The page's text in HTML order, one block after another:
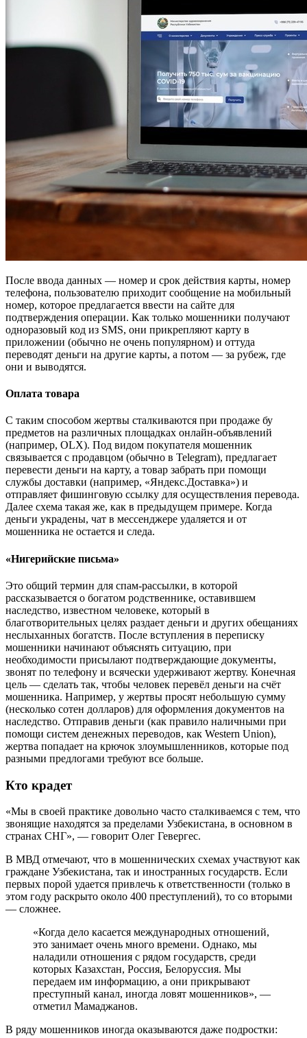
После ввода данных — номер и срок действия карты, номер
телефона, пользователю приходит сообщение на мобильный
номер, которое предлагается ввести на сайте для
подтверждения операции. Как только мошенники получают
одноразовый код из SMS, они прикрепляют карту в
приложении (обычно не очень популярном) и оттуда
переводят деньги на другие карты, а потом — за рубеж, где
они и выводятся.
Оплата товара
С таким способом жертвы сталкиваются при продаже бу
предметов на различных площадках онлайн-объявлений
(например, OLX). Под видом покупателя мошенник
связывается с продавцом (обычно в Telegram), предлагает
перевести деньги на карту, а товар забрать при помощи
службы доставки (например, «Яндекс.Доставка») и
отправляет фишинговую ссылку для осуществления перевода.
Далее схема такая же, как в предыдущем примере. Когда
деньги украдены, чат в мессенджере удаляется и от
мошенника не остается и следа.
«Нигерийские письма»
Это общий термин для спам-рассылки, в которой
рассказывается о богатом родственнике, оставившем
наследство, известном человеке, который в
благотворительных целях раздает деньги и других обещаниях
неслыханных богатств. После вступления в переписку
мошенники начинают объяснять ситуацию, при
необходимости присылают подтверждающие документы,
звонят по телефону и всячески удерживают жертву. Конечная
цель — сделать так, чтобы человек перевёл деньги на счёт
мошенника. Например, у жертвы просят небольшую сумму
(несколько сотен долларов) для оформления документов на
наследство. Отправив деньги (как правило наличными при
помощи систем денежных переводов, как Western Union),
жертва попадает на крючок злоумышленников, которые под
разными предлогами требуют все больше.
Кто крадет
«Мы в своей практике довольно часто сталкиваемся c тем, что
звонящие находятся за пределами Узбекистана, в основном в
странах СНГ», — говорит Олег Гевергес.
В МВД отмечают, что в мошеннических схемах участвуют как
граждане Узбекистана, так и иностранных государств. Если
первых порой удается привлечь к ответственности (только в
этом году раскрыто около 400 преступлений), то со вторыми
— сложнее.
«Когда дело касается международных отношений,
это занимает очень много времени. Однако, мы
наладили отношения с рядом государств, среди
которых Казахстан, Россия, Белоруссия. Мы
передаем им информацию, а они прикрывают
преступный канал, иногда ловят мошенников», —
отметил Мамаджанов.
В ряду мошенников иногда оказываются даже подростки: